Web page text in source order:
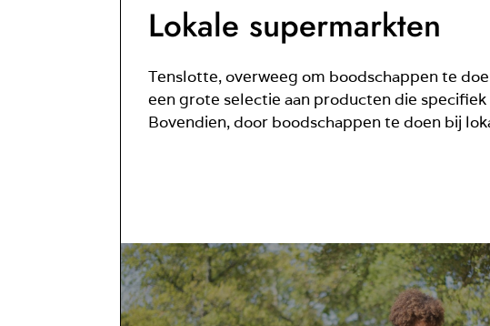
Lokale supermarkten
Tenslotte, overweeg om boodschappen te
een grote selectie aan producten die
Bovendien, door boodschappen te doen bij